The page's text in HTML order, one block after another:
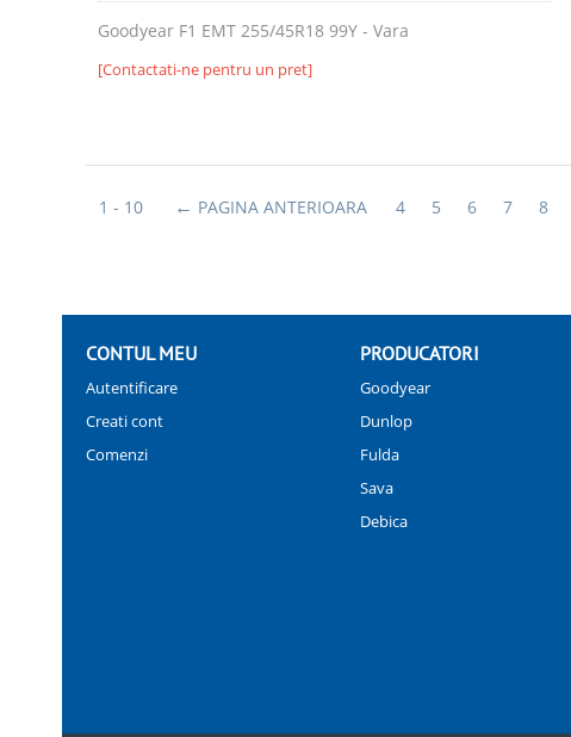
Goodyear F1 EMT 255/45R18 99Y - Vara
[Contactati-ne pentru un pret]
1 - 10 PAGINA ANTERIOARA 4 5 6 7 8
CONTUL MEU
Autentificare
Creati cont
Comenzi
PRODUCATORI
Goodyear
Dunlop
Fulda
Sava
Debica